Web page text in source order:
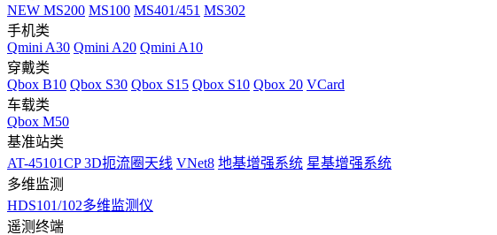
NEW MS200 MS100 MS401/451 MS302
手机类
Qmini A30 Qmini A20 Qmini A10
穿戴类
Qbox B10 Qbox S30 Qbox S15 Qbox S10 Qbox 20 VCard
车载类
Qbox M50
基准站类
AT-45101CP 3D扼流圈天线 VNet8 地基增强系统 星基增强系统
多维监测
HDS101/102多维监测仪
遥测终端